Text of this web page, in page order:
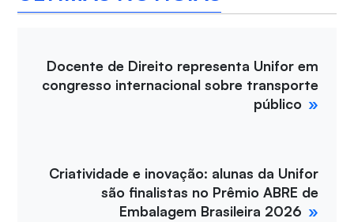
Docente de Direito representa Unifor em
congresso internacional sobre transporte
público
Criatividade e inovação: alunas da Unifor
são finalistas no Prêmio ABRE de
Embalagem Brasileira 2026